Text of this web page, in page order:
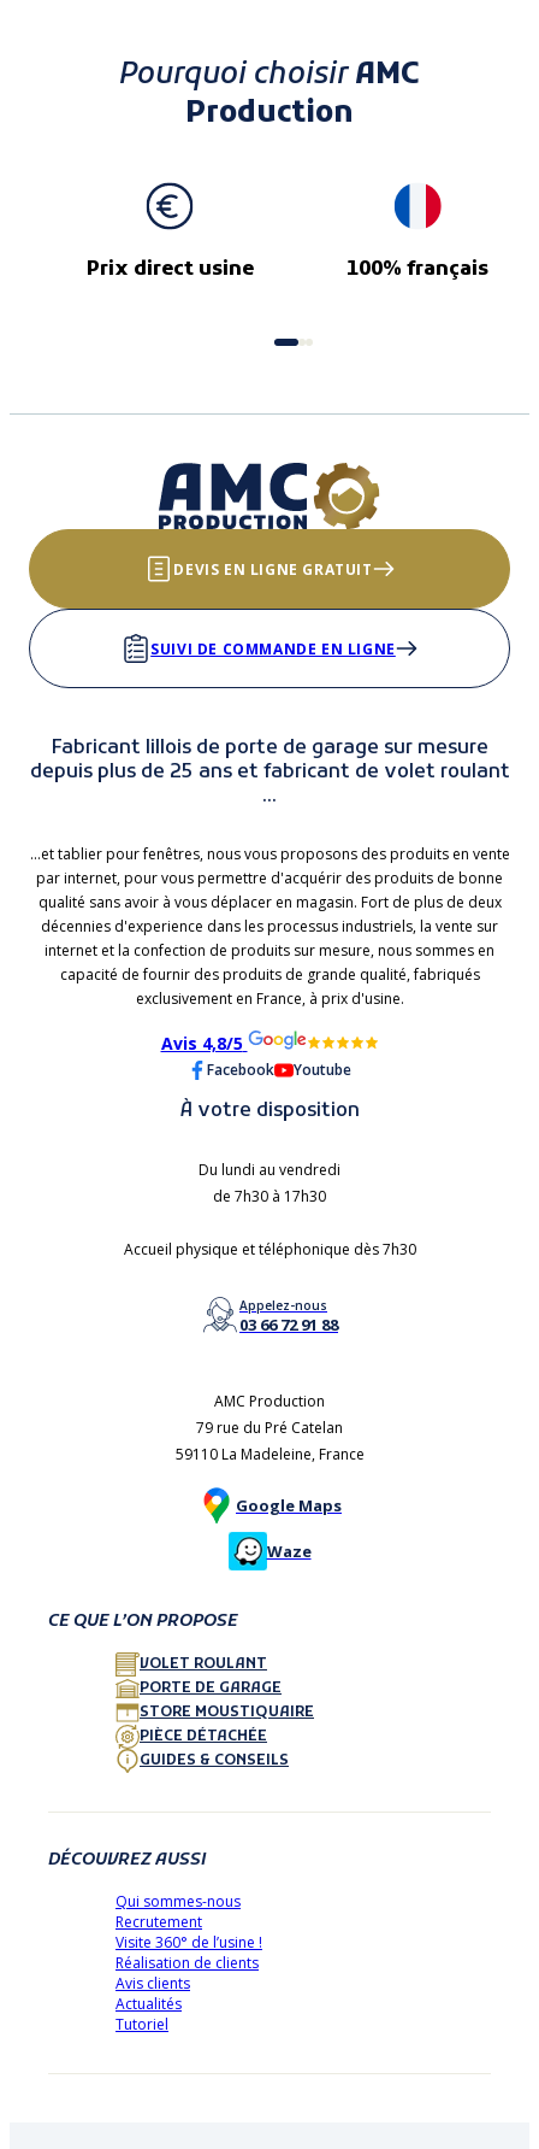
Pourquoi choisirAMC
Production
Prix direct usine 100% français
DEVIS EN LIGNE GRATUIT
SUIVI DE COMMANDE EN LIGNE
Fabricant lillois de porte de garage sur mesure
depuis plus de 25 ans et fabricant de volet roulant
...
...et tablier pour fenêtres, nous vous proposons des produits en vente
par internet, pour vous permettre d'acquérir des produits de bonne
qualité sans avoir à vous déplacer en magasin. Fort de plus de deux
décennies d'experience dans les processus industriels, la vente sur
internet et la confection de produits sur mesure, nous sommes en
capacité de fournir des produits de grande qualité, fabriqués
exclusivement en France, à prix d'usine.
Avis 4,8/5
Facebook Youtube
À votre disposition
Du lundi au vendredi
de 7h30 à 17h30
Accueil physique et téléphonique dès 7h30
Appelez-nous
03 66 72 91 88
AMC Production
79 rue du Pré Catelan
59110 La Madeleine, France
Google Maps
Waze
CE QUE L’ON PROPOSE
VOLET ROULANT
PORTE DE GARAGE
STORE MOUSTIQUAIRE
PIÈCE DÉTACHÉE
GUIDES & CONSEILS
DÉCOUVREZ AUSSI
Qui sommes-nous
Recrutement
Visite 360° de l’usine !
Réalisation de clients
Avis clients
Actualités
Tutoriel